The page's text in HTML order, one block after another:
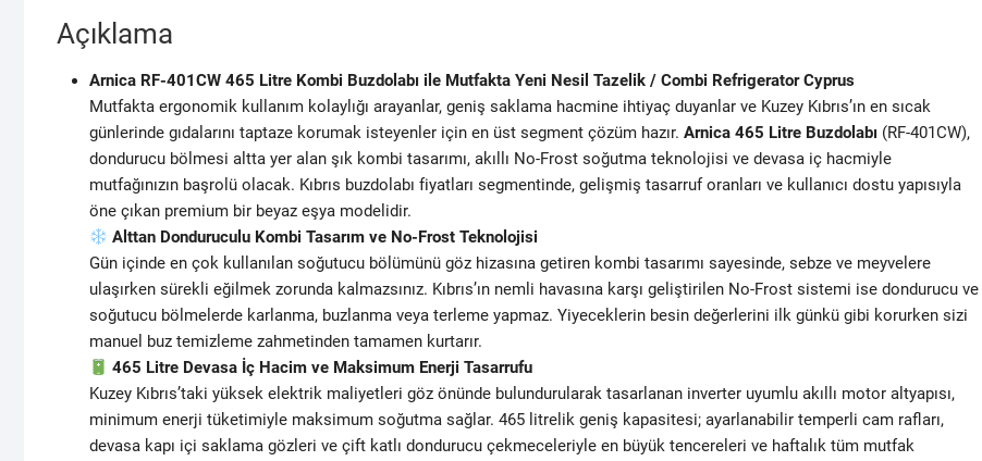
Açıklama
Arnica RF-401CW 465 Litre Kombi Buzdolabı ile Mutfakta Yeni Nesil Tazelik / Combi Refrigerator Cyprus
Mutfakta ergonomik kullanım kolaylığı arayanlar, geniş saklama hacmine ihtiyaç duyanlar ve Kuzey Kıbrıs’ın en sıcak
günlerinde gıdalarını taptaze korumak isteyenler için en üst segment çözüm hazır. Arnica 465 Litre Buzdolabı (RF-401CW),
dondurucu bölmesi altta yer alan şık kombi tasarımı, akıllı No-Frost soğutma teknolojisi ve devasa iç hacmiyle
mutfağınızın başrolü olacak. Kıbrıs buzdolabı fiyatları segmentinde, gelişmiş tasarruf oranları ve kullanıcı dostu yapısıyla
öne çıkan premium bir beyaz eşya modelidir.
Alttan Donduruculu Kombi Tasarım ve No-Frost Teknolojisi
Gün içinde en çok kullanılan soğutucu bölümünü göz hizasına getiren kombi tasarımı sayesinde, sebze ve meyvelere
ulaşırken sürekli eğilmek zorunda kalmazsınız. Kıbrıs’ın nemli havasına karşı geliştirilen No-Frost sistemi ise dondurucu ve
soğutucu bölmelerde karlanma, buzlanma veya terleme yapmaz. Yiyeceklerin besin değerlerini ilk günkü gibi korurken sizi
manuel buz temizleme zahmetinden tamamen kurtarır.
465 Litre Devasa İç Hacim ve Maksimum Enerji Tasarrufu
Kuzey Kıbrıs’taki yüksek elektrik maliyetleri göz önünde bulundurularak tasarlanan inverter uyumlu akıllı motor altyapısı,
minimum enerji tüketimiyle maksimum soğutma sağlar. 465 litrelik geniş kapasitesi; ayarlanabilir temperli cam rafları,
devasa kapı içi saklama gözleri ve çift katlı dondurucu çekmeceleriyle en büyük tencereleri ve haftalık tüm mutfak